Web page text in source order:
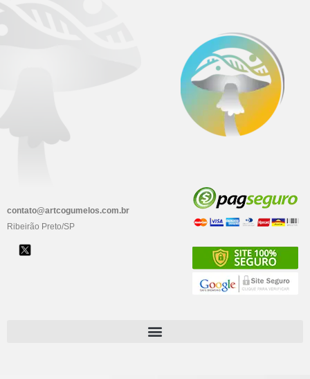
contato@artcogumelos.com.br
Ribeirão Preto/SP